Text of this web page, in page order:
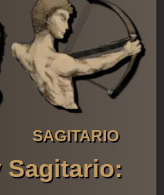
SAGITARIO
Sagitario: